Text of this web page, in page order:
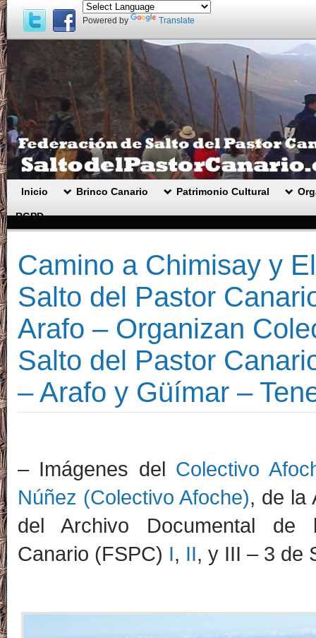
Powered by Translate
Inicio Brinco Canario Patrimonio Cultural
RGPD .
Camino a Chimisay y
Salto del Pastor
Arafo – Organizan
Salto del Pastor
– Arafo y Güímar –
– Imágenes del Colectivo
Núñez (Colectivo Afoche), de la
del Archivo Documental
Canario (FSPC) I, II, y III – 3 de